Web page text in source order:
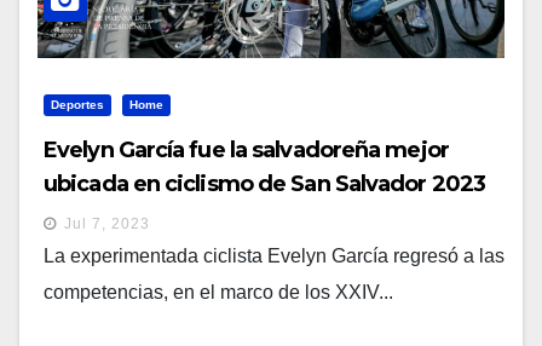
Deportes Home
Evelyn García fue la salvadoreña mejor
ubicada en ciclismo de San Salvador 2023
Jul 7, 2023
La experimentada ciclista Evelyn García regresó a las
competencias, en el marco de los XXIV...